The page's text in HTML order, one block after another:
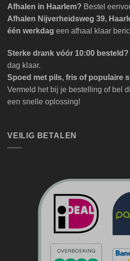
Afhalen in Haarlem? Bestel
Afhalen Nijverheidsweg 39,
één werkdag een afhaal klaar
Sterke drank vóór 10:00 besteld?
dag klaar.
Spoed met pils, fris of populaire
Vermeld het bij je bestelling of bel
een snelle oplossing!
VEILIG BETALEN